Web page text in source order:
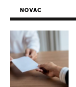
NOVAC